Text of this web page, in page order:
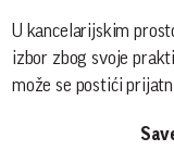
U kancelarijskim
izbor zbog svoje
može se postići